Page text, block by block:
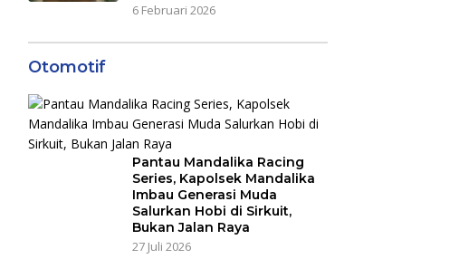
6 Februari 2026
Otomotif
Pantau Mandalika Racing
Series, Kapolsek Mandalika
Imbau Generasi Muda
Salurkan Hobi di Sirkuit,
Bukan Jalan Raya
27 Juli 2026